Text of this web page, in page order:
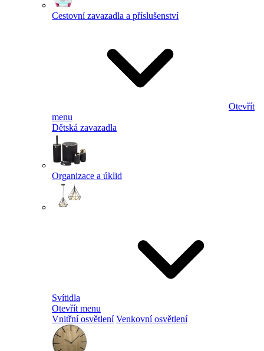
Cestovní zavazadla a příslušenství
Otevřít
menu
Dětská zavazadla
Organizace a úklid
Svítidla
Otevřít menu
Vnitřní osvětlení Venkovní osvětlení